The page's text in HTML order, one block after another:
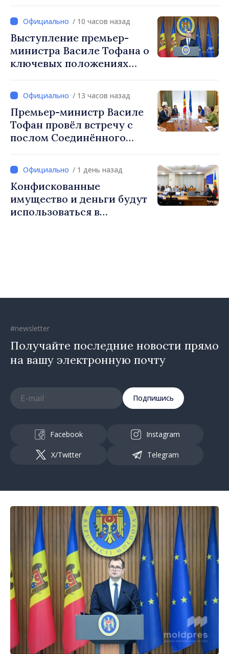
снижение налоговой
нагрузки на труд,
стимулирование
инвестиций и более
справедливое
/ 10 часов назад
Выступление премьер-
министра Василе Тофана о
ключевых положениях
2027 год
/ 13 часов назад
Премьер-министр Василе
Тофан провёл встречу с
послом Соединённого
Великобритании и
Северной Ирландии Ферн
Хорин
/ 1 день назад
Конфискованные
имущество и деньги будут
использоваться в
#newsletter
Получайте последние новости прямо
на вашу электронную почту
Подпишись
Facebook Instagram
X/Twitter Telegram